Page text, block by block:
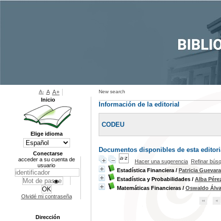
New search
Información de la editorial
CODEU
Documentos disponibles de esta
Hacer una sugerencia Refinar
Estadística Financiera / Patricia
Estadística y Probabilidades / Alba
Matemáticas Financieras / Oswaldo
A- A A+
Inicio
Elige idioma
Conectarse
acceder a su cuenta de
usuario
Olvidé mi contraseña
Dirección